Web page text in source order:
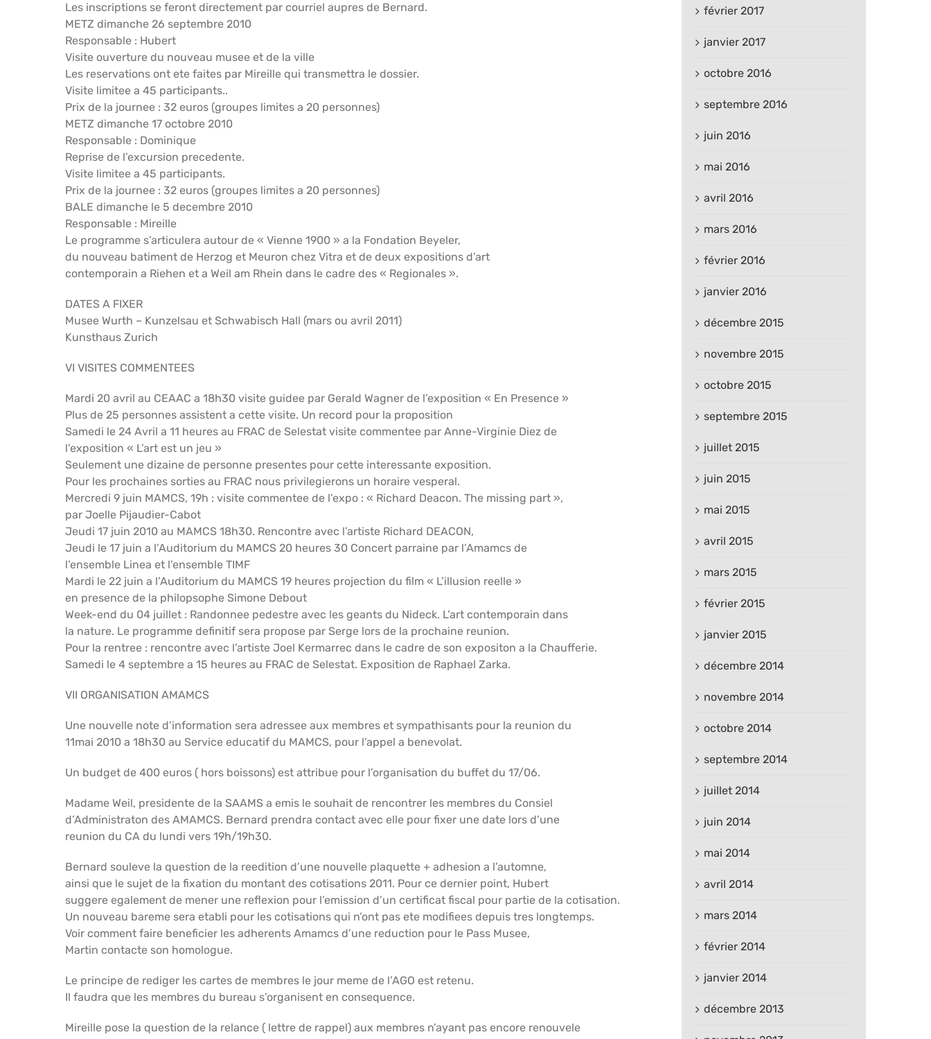
Les inscriptions se feront directement par courriel aupres de Bernard.
METZ dimanche 26 septembre 2010
Responsable : Hubert
Visite ouverture du nouveau musee et de la ville
Les reservations ont ete faites par Mireille qui transmettra le dossier.
Visite limitee a 45 participants..
Prix de la journee : 32 euros (groupes limites a 20 personnes)
METZ dimanche 17 octobre 2010
Responsable : Dominique
Reprise de l’excursion precedente.
Visite limitee a 45 participants.
Prix de la journee : 32 euros (groupes limites a 20 personnes)
BALE dimanche le 5 decembre 2010
Responsable : Mireille
Le programme s’articulera autour de « Vienne 1900 » a la Fondation Beyeler,
du nouveau batiment de Herzog et Meuron chez Vitra et de deux expositions d’art
contemporain a Riehen et a Weil am Rhein dans le cadre des « Regionales ».
DATES A FIXER
Musee Wurth – Kunzelsau et Schwabisch Hall (mars ou avril 2011)
Kunsthaus Zurich
VI VISITES COMMENTEES
Mardi 20 avril au CEAAC a 18h30 visite guidee par Gerald Wagner de l’exposition « En Presence »
Plus de 25 personnes assistent a cette visite. Un record pour la proposition
Samedi le 24 Avril a 11 heures au FRAC de Selestat visite commentee par Anne-Virginie Diez de
l’exposition « L’art est un jeu »
Seulement une dizaine de personne presentes pour cette interessante exposition.
Pour les prochaines sorties au FRAC nous privilegierons un horaire vesperal.
Mercredi 9 juin MAMCS, 19h : visite commentee de l’expo : « Richard Deacon. The missing part »,
par Joelle Pijaudier-Cabot
Jeudi 17 juin 2010 au MAMCS 18h30. Rencontre avec l’artiste Richard DEACON,
Jeudi le 17 juin a l’Auditorium du MAMCS 20 heures 30 Concert parraine par l’Amamcs de
l’ensemble Linea et l’ensemble TIMF
Mardi le 22 juin a l’Auditorium du MAMCS 19 heures projection du film « L’illusion reelle »
en presence de la philopsophe Simone Debout
Week-end du 04 juillet : Randonnee pedestre avec les geants du Nideck. L’art contemporain dans
la nature. Le programme definitif sera propose par Serge lors de la prochaine reunion.
Pour la rentree : rencontre avec l’artiste Joel Kermarrec dans le cadre de son expositon a la Chaufferie.
Samedi le 4 septembre a 15 heures au FRAC de Selestat. Exposition de Raphael Zarka.
VII ORGANISATION AMAMCS
Une nouvelle note d’information sera adressee aux membres et sympathisants pour la reunion du
11mai 2010 a 18h30 au Service educatif du MAMCS, pour l’appel a benevolat.
Un budget de 400 euros ( hors boissons) est attribue pour l’organisation du buffet du 17/06.
Madame Weil, presidente de la SAAMS a emis le souhait de rencontrer les membres du Consiel
d’Administraton des AMAMCS. Bernard prendra contact avec elle pour fixer une date lors d’une
reunion du CA du lundi vers 19h/19h30.
Bernard souleve la question de la reedition d’une nouvelle plaquette + adhesion a l’automne,
ainsi que le sujet de la fixation du montant des cotisations 2011. Pour ce dernier point, Hubert
suggere egalement de mener une reflexion pour l’emission d’un certificat fiscal pour partie de la cotisation.
Un nouveau bareme sera etabli pour les cotisations qui n’ont pas ete modifiees depuis tres longtemps.
Voir comment faire beneficier les adherents Amamcs d’une reduction pour le Pass Musee,
Martin contacte son homologue.
Le principe de rediger les cartes de membres le jour meme de l’AGO est retenu.
Il faudra que les membres du bureau s’organisent en consequence.
Mireille pose la question de la relance ( lettre de rappel) aux membres n’ayant pas encore renouvele
février 2017
janvier 2017
octobre 2016
septembre 2016
juin 2016
mai 2016
avril 2016
mars 2016
février 2016
janvier 2016
décembre 2015
novembre 2015
octobre 2015
septembre 2015
juillet 2015
juin 2015
mai 2015
avril 2015
mars 2015
février 2015
janvier 2015
décembre 2014
novembre 2014
octobre 2014
septembre 2014
juillet 2014
juin 2014
mai 2014
avril 2014
mars 2014
février 2014
janvier 2014
décembre 2013